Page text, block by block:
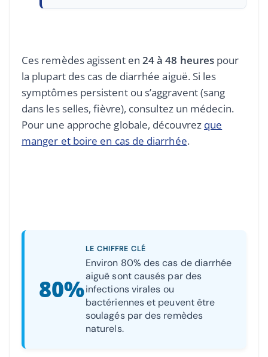
Ces remèdes agissent en 24 à 48 heures pour
la plupart des cas de diarrhée aiguë. Si les
symptômes persistent ou s’aggravent (sang
dans les selles, fièvre), consultez un médecin.
Pour une approche globale, découvrez que
manger et boire en cas de diarrhée.
80%
LE CHIFFRE CLÉ
Environ 80% des cas de diarrhée
aiguë sont causés par des
infections virales ou
bactériennes et peuvent être
soulagés par des remèdes
naturels.